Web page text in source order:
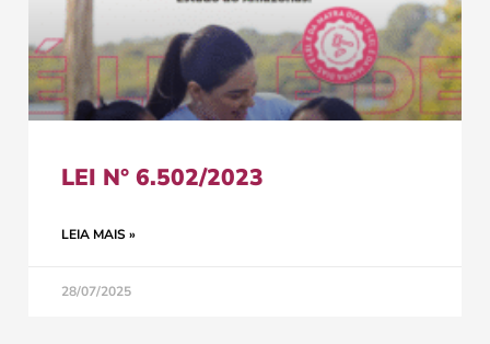
LEI N° 6.502/2023
LEIA MAIS »
28/07/2025